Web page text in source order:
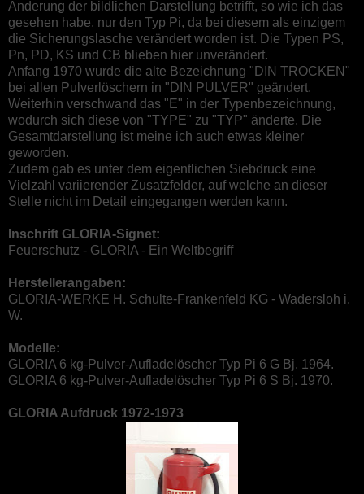
Änderung der bildlichen Darstellung betrifft, so wie ich das
gesehen habe, nur den Typ Pi, da bei diesem als einzigem
die Sicherungslasche verändert worden ist. Die Typen PS,
Pn, PD, KS und CB blieben hier unverändert.
Anfang 1970 wurde die alte Bezeichnung "DIN TROCKEN"
bei allen Pulverlöschern in "DIN PULVER" geändert.
Weiterhin verschwand das "E" in der Typenbezeichnung,
wodurch sich diese von "TYPE" zu "TYP" änderte. Die
Gesamtdarstellung ist meine ich auch etwas kleiner
geworden.
Zudem gab es unter dem eigentlichen Siebdruck eine
Vielzahl variierender Zusatzfelder, auf welche an dieser
Stelle nicht im Detail eingegangen werden kann.
Inschrift GLORIA-Signet:
Feuerschutz - GLORIA - Ein Weltbegriff
Herstellerangaben:
GLORIA-WERKE H. Schulte-Frankenfeld KG - Wadersloh i.
W.
Modelle:
GLORIA 6 kg-Pulver-Aufladelöscher Typ Pi 6 G Bj. 1964.
GLORIA 6 kg-Pulver-Aufladelöscher Typ Pi 6 S Bj. 1970.
GLORIA Aufdruck 1972-1973